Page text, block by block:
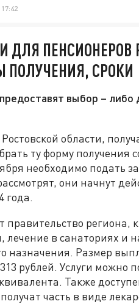
ДЛЯ ПЕНСИОНЕРОВ
ПОЛУЧЕНИЯ, СРОКИ
выбор – либо
области,
ту форму получения
необходимо подать
они начнут
года.
правительство региона,
лечение в санаториях и
назначения. Размер
рублей. Услуги можно
Также
часть в виде